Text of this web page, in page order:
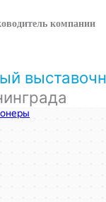
компании